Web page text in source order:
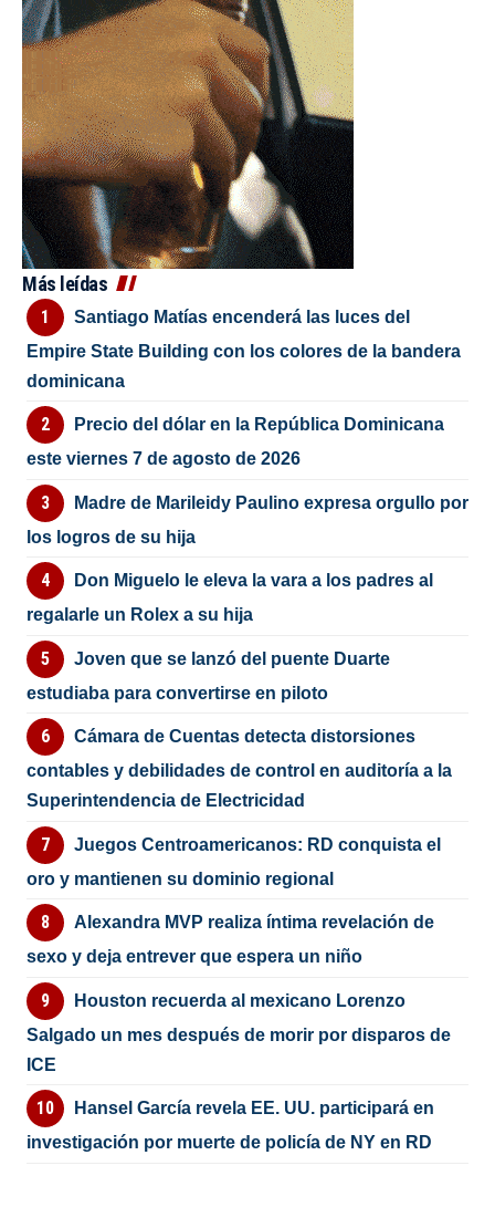
Más leídas
Santiago Matías encenderá las luces del
Empire State Building con los colores de la bandera
dominicana
Precio del dólar en la República Dominicana
este viernes 7 de agosto de 2026
Madre de Marileidy Paulino expresa orgullo por
los logros de su hija
Don Miguelo le eleva la vara a los padres al
regalarle un Rolex a su hija
Joven que se lanzó del puente Duarte
estudiaba para convertirse en piloto
Cámara de Cuentas detecta distorsiones
contables y debilidades de control en auditoría a la
Superintendencia de Electricidad
Juegos Centroamericanos: RD conquista el
oro y mantienen su dominio regional
Alexandra MVP realiza íntima revelación de
sexo y deja entrever que espera un niño
Houston recuerda al mexicano Lorenzo
Salgado un mes después de morir por disparos de
ICE
Hansel García revela EE. UU. participará en
investigación por muerte de policía de NY en RD